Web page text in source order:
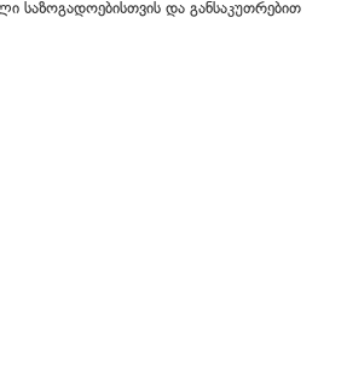
საზოგადოებისთვის და განსაკუთრებით